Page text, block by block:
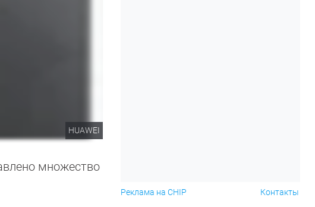
HUAWEI
множество
Реклама на CHIP Контакты